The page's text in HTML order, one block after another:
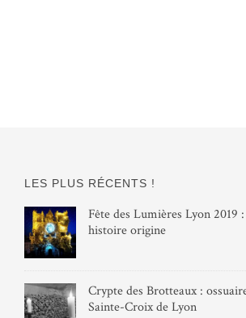
LES PLUS RÉCENTS !
Fête des Lumières Lyon 2019
histoire origine
Crypte des Brotteaux :
Sainte-Croix de Lyon